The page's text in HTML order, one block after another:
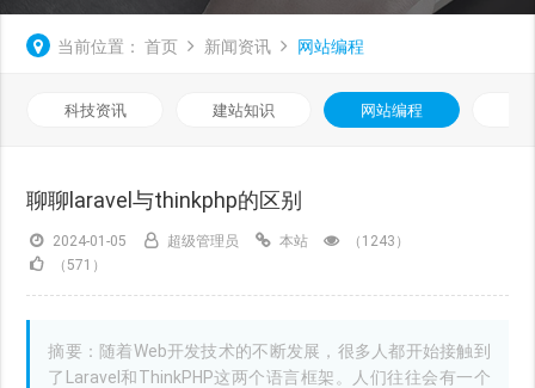
当前位置： 首页 新闻资讯 网站编程
科技资讯 建站知识 网站编程
聊聊laravel与thinkphp的区别
2024-01-05 超级管理员 本站
（1243）
（571）
摘要：随着Web开发技术的不断发展，很多人都开始接触到
了Laravel和ThinkPHP这两个语言框架。人们往往会有一个